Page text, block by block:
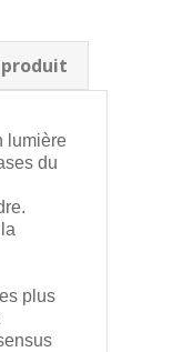
lumière
du
plus